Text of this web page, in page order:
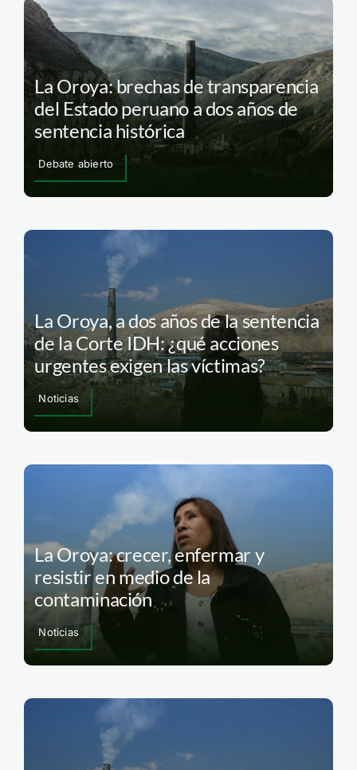
La Oroya: brechas de transparencia
del Estado peruano a dos años de
sentencia histórica
Debate abierto
La Oroya, a dos años de la sentencia
de la Corte IDH: ¿qué acciones
urgentes exigen las víctimas?
Noticias
La Oroya: crecer, enfermar y
resistir en medio de la
contaminación
Noticias